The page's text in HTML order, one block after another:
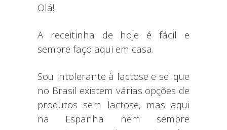
Olá!
A receitinha de hoje é fácil e
sempre faço aqui em casa.
Sou intolerante à lactose e sei que
no Brasil existem várias opções de
produtos sem lactose, mas aqui
na Espanha nem sempre